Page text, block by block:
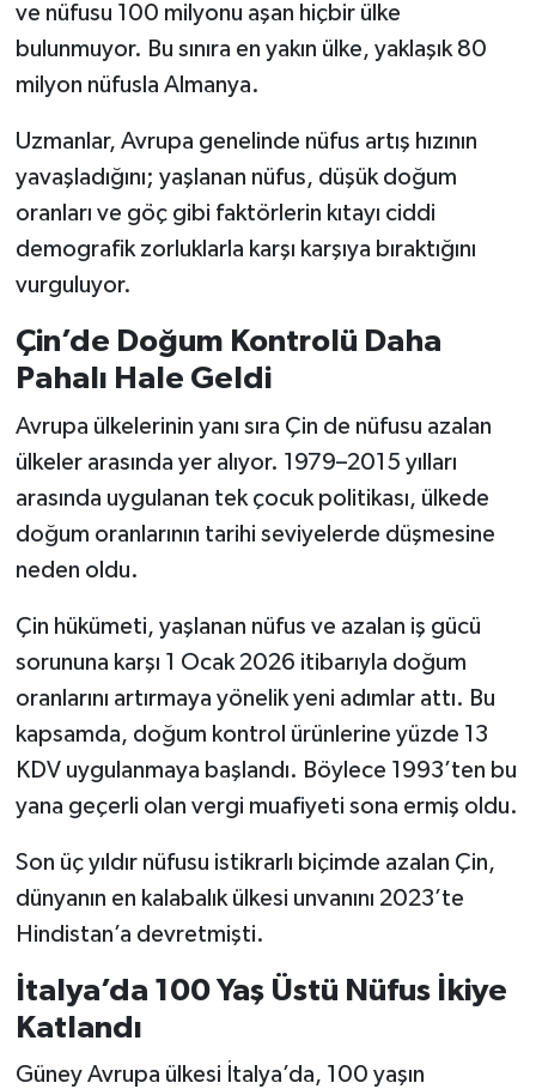
ve nüfusu 100 milyonu aşan hiçbir ülke
bulunmuyor. Bu sınıra en yakın ülke, yaklaşık 80
milyon nüfusla Almanya.
Uzmanlar, Avrupa genelinde nüfus artış hızının
yavaşladığını; yaşlanan nüfus, düşük doğum
oranları ve göç gibi faktörlerin kıtayı ciddi
demografik zorluklarla karşı karşıya bıraktığını
vurguluyor.
Çin’de Doğum Kontrolü Daha
Pahalı Hale Geldi
Avrupa ülkelerinin yanı sıra Çin de nüfusu azalan
ülkeler arasında yer alıyor. 1979–2015 yılları
arasında uygulanan tek çocuk politikası, ülkede
doğum oranlarının tarihi seviyelerde düşmesine
neden oldu.
Çin hükümeti, yaşlanan nüfus ve azalan iş gücü
sorununa karşı 1 Ocak 2026 itibarıyla doğum
oranlarını artırmaya yönelik yeni adımlar attı. Bu
kapsamda, doğum kontrol ürünlerine yüzde 13
KDV uygulanmaya başlandı. Böylece 1993’ten bu
yana geçerli olan vergi muafiyeti sona ermiş oldu.
Son üç yıldır nüfusu istikrarlı biçimde azalan Çin,
dünyanın en kalabalık ülkesi unvanını 2023’te
Hindistan’a devretmişti.
İtalya’da 100 Yaş Üstü Nüfus İkiye
Katlandı
Güney Avrupa ülkesi İtalya’da, 100 yaşın